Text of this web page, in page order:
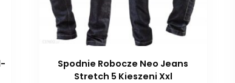
Spodnie Robocze Neo Jeans
Stretch 5 Kieszeni Xxl